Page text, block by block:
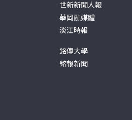
世新新聞人報
華岡融媒體
淡江時報
銘傳大學
銘報新聞